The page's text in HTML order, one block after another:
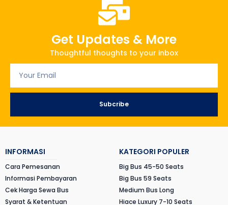
Get Updates & More
Thoughtful thoughts to your inbox
Subcribe
INFORMASI
Cara Pemesanan
Informasi Pembayaran
Cek Harga Sewa Bus
Syarat & Ketentuan
KATEGORI POPULER
Big Bus 45-50 Seats
Big Bus 59 Seats
Medium Bus Long
Hiace Luxury 7-10 Seats